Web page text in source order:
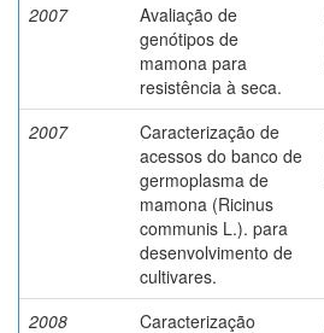
2007
Avaliação de
genótipos de
mamona para
resistência à seca.
2007
Caracterização de
acessos do banco de
germoplasma de
mamona (Ricinus
communis L.). para
desenvolvimento de
cultivares.
2008
Caracterização